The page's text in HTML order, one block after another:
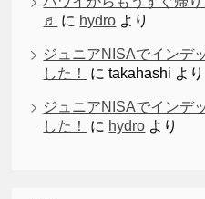
♬
に hydro より
ジュニアNISAでインデ
した！
にtakahashi より
ジュニアNISAでインデ
した！
に hydro より